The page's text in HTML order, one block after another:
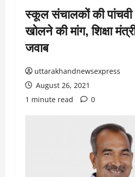
स्कूल संचालकों की
खोलने की मांग, शिक्षा
जवाब
uttarakhandnewsexpress
August 26, 2021
1 minute read
0